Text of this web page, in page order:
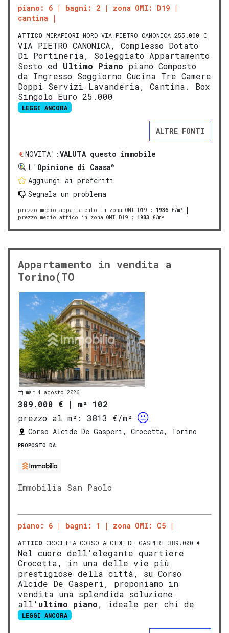
piano: 6 bagni: 2
zona OMI: D19
cantina
ATTICO MIRAFIORI NORD VIA PIETRO CANONICA 255.000 €
VIA PIETRO CANONICA, Complesso Dotato
Di Portineria, Soleggiato Appartamento
Sesto ed Ultimo Piano piano Composto
da Ingresso Soggiorno Cucina Tre Camere
Doppi Servizi Lavanderia, Cantina. Box
Singolo Euro 25.000
LEGGI ANCORA
ALTRE FONTI
NOVITA':VALUTA questo immobile
L' Opinione di Caasa®
Aggiungi ai preferiti
Segnala un problema
prezzo medio appartamento in zona OMI D19 : 1936 €/m²
prezzo medio attico in zona OMI D19 : 1983 €/m²
Appartamento in vendita a
Torino(TO
mar 4 agosto 2026
389.000 € | m² 102
prezzo al m²:
3813 €/m²
Corso Alcide De Gasperi, Crocetta, Torino
PROPOSTO DA:
Immobilia San Paolo
piano: 6 bagni: 1 zona OMI: C5
ATTICO CROCETTA CORSO ALCIDE DE GASPERI 389.000 €
Nel cuore dell'elegante quartiere
Crocetta, in una delle vie più
prestigiose della città, su Corso
Alcide De Gasperi, proponiamo in
vendita una splendida soluzione
all' ultimo piano, ideale per chi de
LEGGI ANCORA